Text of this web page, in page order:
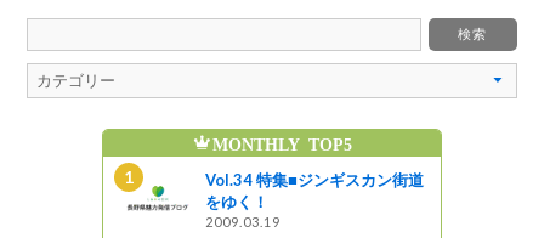
MONTHLY TOP5
Vol.34 特集■ジンギスカン街道
をゆく！
2009.03.19